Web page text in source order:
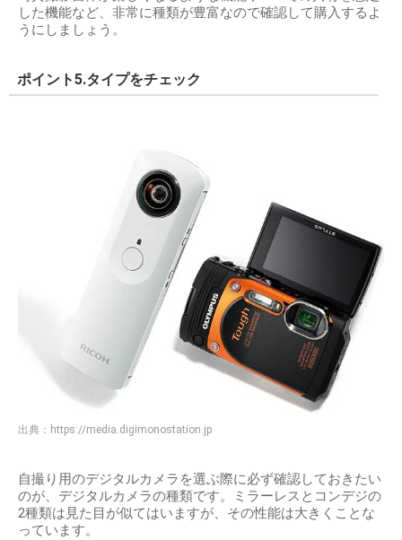
した機能など、非常に種類が豊富なので確認して購入するよ
うにしましょう。
ポイント5.タイプをチェック
出典： https://media.digimonostation.jp
自撮り用のデジタルカメラを選ぶ際に必ず確認しておきたい
のが、デジタルカメラの種類です。ミラーレスとコンデジの
2種類は見た目が似てはいますが、その性能は大きくことな
っています。